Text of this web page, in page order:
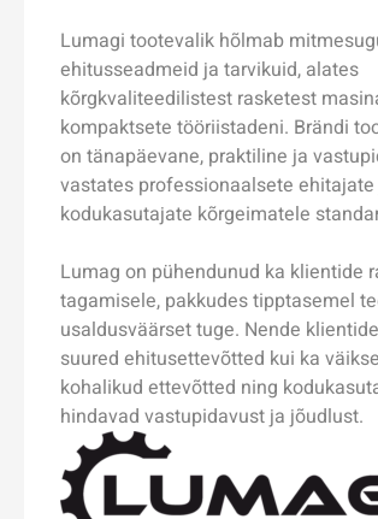
Lumagi tootevalik hõlmab
ehitusseadmeid ja tarvikuid, alates
kõrgkvaliteedilistest rasketest
kompaktsete tööriistadeni. Brändi
on tänapäevane, praktiline ja
vastates professionaalsete ehitajate
kodukasutajate kõrgeimatele
Lumag on pühendunud ka klientide
tagamisele, pakkudes tipptasemel
usaldusväärset tuge. Nende
suured ehitusettevõtted kui ka
kohalikud ettevõtted ning
hindavad vastupidavust ja jõudlust.